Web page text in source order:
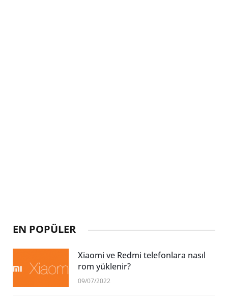
EN POPÜLER
Xiaomi ve Redmi telefonlara nasıl
rom yüklenir?
09/07/2022